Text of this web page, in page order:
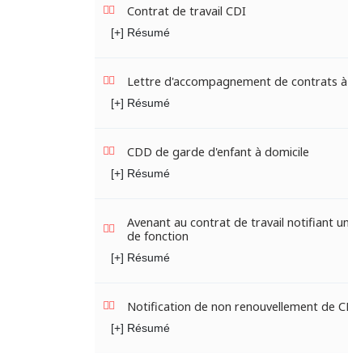
Contrat de travail CDI
[+] Résumé
Lettre d'accompagnement de contrats
[+] Résumé
CDD de garde d'enfant à domicile
[+] Résumé
Avenant au contrat de travail notifiant
de fonction
[+] Résumé
Notification de non renouvellement de
[+] Résumé